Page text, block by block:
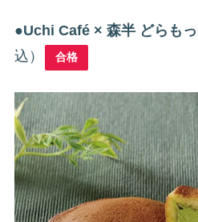
●Uchi Café × 森半 どらも
込）
合格